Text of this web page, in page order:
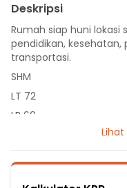
Deskripsi
Rumah siap huni
pendidikan, kesehatan,
transportasi.
SHM
LT 72
LB 60
Lihat